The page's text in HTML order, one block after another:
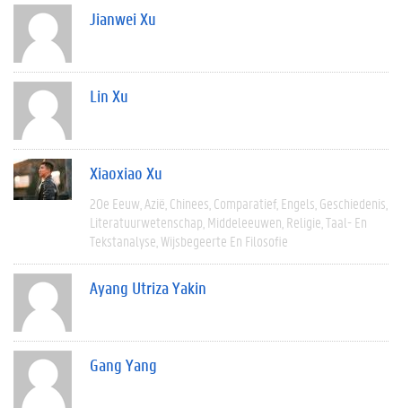
Jianwei Xu
Lin Xu
Xiaoxiao Xu
20e Eeuw Azië Chinees Comparatief Engels Geschiedenis
Literatuurwetenschap Middeleeuwen Religie Taal- En
Tekstanalyse Wijsbegeerte En Filosofie
Ayang Utriza Yakin
Gang Yang